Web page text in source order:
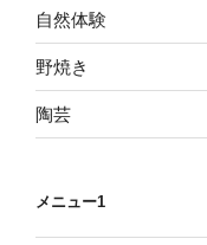
自然体験
野焼き
陶芸
メニュー1